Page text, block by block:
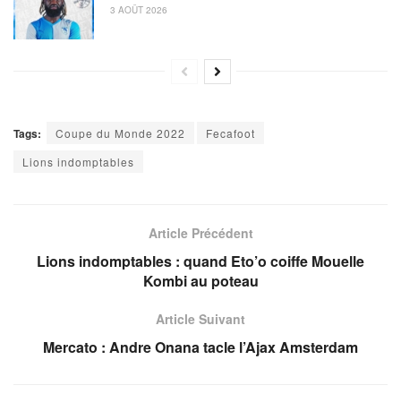
3 AOÛT 2026
Tags: Coupe du Monde 2022
Fecafoot
Lions indomptables
Article Précédent
Lions indomptables : quand Eto’o coiffe Mouelle
Kombi au poteau
Article Suivant
Mercato : Andre Onana tacle l’Ajax Amsterdam